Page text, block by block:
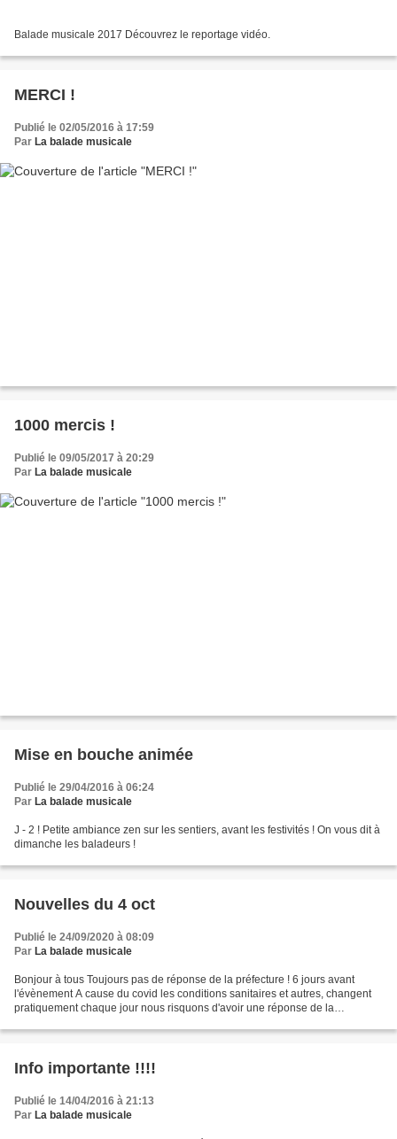
Balade musicale 2017 Découvrez le reportage vidéo.
MERCI !
Publié le 02/05/2016 à 17:59
Par La balade musicale
1000 mercis !
Publié le 09/05/2017 à 20:29
Par La balade musicale
Mise en bouche animée
Publié le 29/04/2016 à 06:24
Par La balade musicale
J - 2 ! Petite ambiance zen sur les sentiers, avant les festivités ! On vous dit à
dimanche les baladeurs !
Nouvelles du 4 oct
Publié le 24/09/2020 à 08:09
Par La balade musicale
Bonjour à tous Toujours pas de réponse de la préfecture ! 6 jours avant
l'évènement A cause du covid les conditions sanitaires et autres, changent
pratiquement chaque jour nous risquons d'avoir une réponse de la
Info importante !!!!
Publié le 14/04/2016 à 21:13
Par La balade musicale